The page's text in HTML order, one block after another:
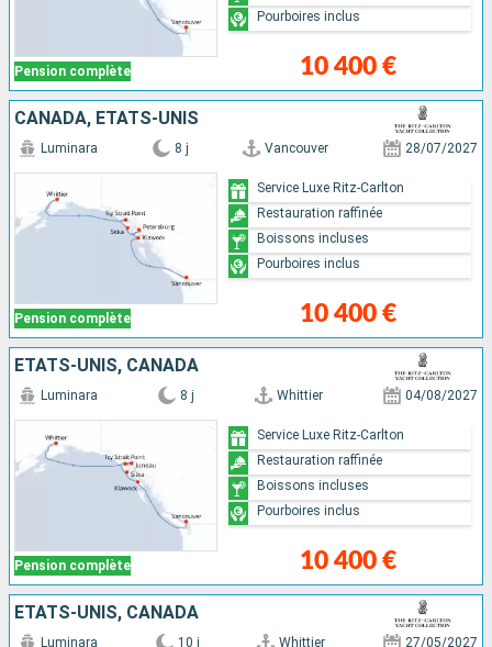
Pension complète 10 400 €
Pourboires inclus
CANADA, ÉTATS-UNIS
Pension complète
Luminara 8 j Vancouver 28/07/2027
10 400 €
Service Luxe Ritz-Carlton
Restauration raffinée
Boissons incluses
Pourboires inclus
ÉTATS-UNIS, CANADA
Pension complète
Luminara 8 j Whittier 04/08/2027
10 400 €
Service Luxe Ritz-Carlton
Restauration raffinée
Boissons incluses
Pourboires inclus
ÉTATS-UNIS, CANADA
Luminara 10 j Whittier 27/05/2027